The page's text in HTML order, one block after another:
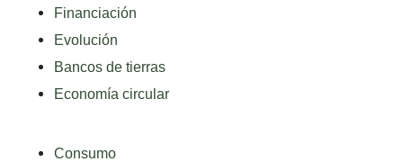
Financiación
Evolución
Bancos de tierras
Economía circular
Consumo